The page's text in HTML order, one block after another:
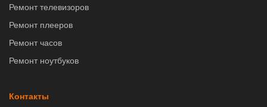
Ремонт телевизоров
Ремонт плееров
Ремонт часов
Ремонт ноутбуков
Контакты